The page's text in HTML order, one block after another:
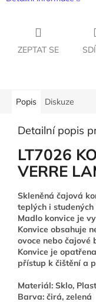
ZEPTAT SE
Popis Diskuze
Detailní popis
LT7026
VERRE
Skleněná čajová
teplých i
Madlo konvice je
Konvice obsahuje
ovoce nebo čajové
Konvice je
přístup k čištění a
Materiál: Sklo, Plast
Barva: čirá, zelená